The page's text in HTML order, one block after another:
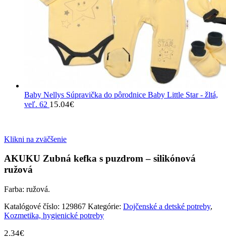
Baby Nellys Súpravička do pôrodnice Baby Little Star - žltá,
veľ. 62 15.04€
Klikni na zväčšenie
AKUKU Zubná kefka s puzdrom – silikónová
ružová
Farba: ružová.
Katalógové číslo: 129867 Kategórie: Dojčenské a detské potreby,
Kozmetika, hygienické potreby
2.34€